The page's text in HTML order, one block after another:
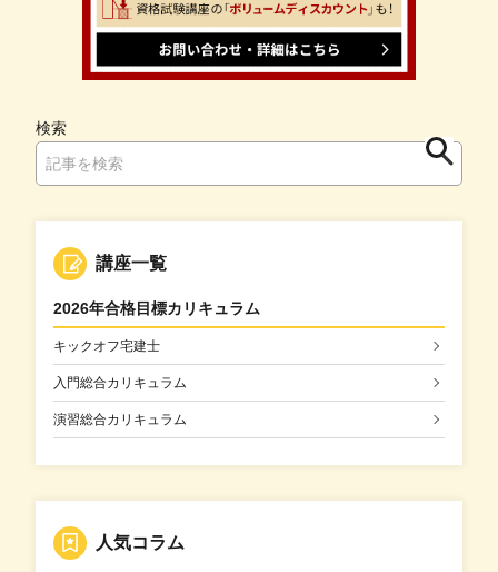
検索
検
講座一覧
2026年合格目標カリキュラム
キックオフ宅建士
入門総合カリキュラム
演習総合カリキュラム
人気コラム